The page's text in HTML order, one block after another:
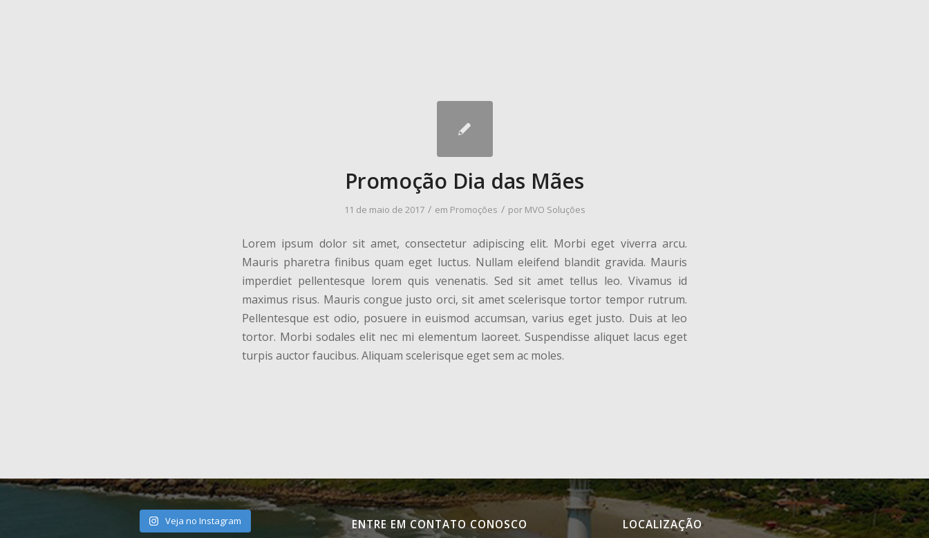
Promoção Dia das Mães
11 de maio de 2017 / em Promoções / por MVO Soluções
Lorem ipsum dolor sit amet, consectetur adipiscing elit. Morbi eget viverra arcu.
Mauris pharetra finibus quam eget luctus. Nullam eleifend blandit gravida. Mauris
imperdiet pellentesque lorem quis venenatis. Sed sit amet tellus leo. Vivamus id
maximus risus. Mauris congue justo orci, sit amet scelerisque tortor tempor rutrum.
Pellentesque est odio, posuere in euismod accumsan, varius eget justo. Duis at leo
tortor. Morbi sodales elit nec mi elementum laoreet. Suspendisse aliquet lacus eget
turpis auctor faucibus. Aliquam scelerisque eget sem ac moles.
Veja no Instagram ENTRE EM CONTATO CONOSCO LOCALIZAÇÃO